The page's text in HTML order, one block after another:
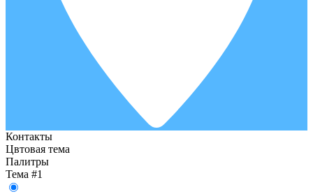
Контакты
Цвтовая тема
Палитры
Тема #1